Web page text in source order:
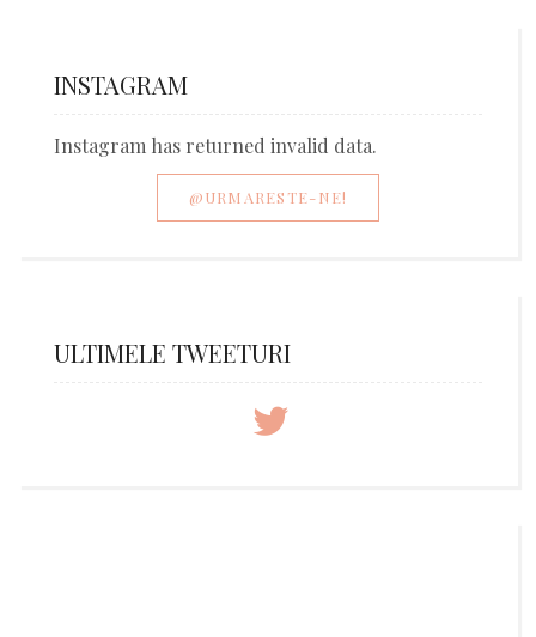
INSTAGRAM
Instagram has returned invalid data.
@URMARESTE-NE!
ULTIMELE TWEETURI